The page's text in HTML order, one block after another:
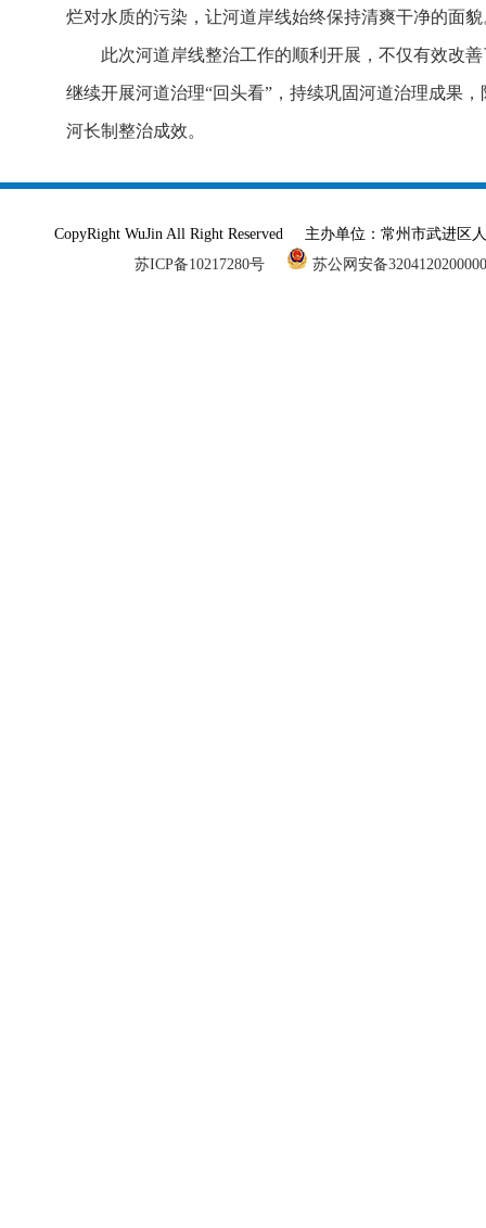
烂对水质的污染，让河道岸线始终保持清爽干净的面貌
此次河道岸线整治工作的顺利开展，不仅有效改
继续开展河道治理“回头看”，持续巩固河道治理成果
河长制整治成效。
CopyRight WuJin All Right Reserved 主办单位：常州市武进
苏ICP备10217280号
苏公网安备